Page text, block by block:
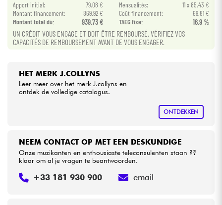
Sets
Bekijk onze merken
Apport initial: 79.08 € Mensualités:
11 x 85.43 €
Montant financement:
869.92 € Coût financement:
69.81 €
Montant total dù:
939.73 € TAEG fixe: 16.9 %
UN CRÉDIT VOUS ENGAGE ET DOIT ÊTRE REMBOURSÉ. VÉRIFIEZ VOS
CAPACITÉS DE REMBOURSEMENT AVANT DE VOUS ENGAGER.
HET MERK J.COLLYNS
Leer meer over het merk J.collyns en
ontdek de volledige catalogus.
ONTDEKKEN
NEEM CONTACT OP MET EEN DESKUNDIGE
Onze muzikanten en enthousiaste teleconsulenten staan ??
klaar om al je vragen te beantwoorden.
+33 181 930 900 email